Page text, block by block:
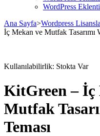
WordPress
Ana Sayfa>Wordpress
İç Mekan ve Mutfak Tasarımı
Kullanılabilirlik: Stokta Var
KitGreen – İç
Mutfak
Teması